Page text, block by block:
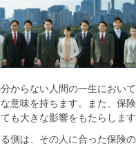
からない人間の一生におい
意味を持ちます。また、保
も大きな影響をもたらします
側は、その人に合った保険